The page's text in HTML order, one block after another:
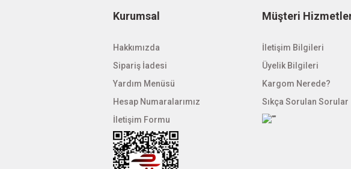
Kurumsal
Hakkımızda
Sipariş İadesi
Yardım Menüsü
Hesap Numaralarımız
İletişim Formu
Müşteri
İletişim Bilgileri
Üyelik Bilgileri
Kargom Nerede?
Sıkça Sorulan Sorular